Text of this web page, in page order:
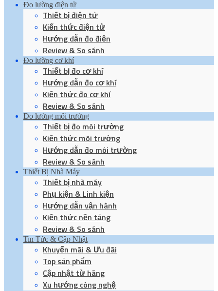
Đo lường điện tử
Thiết bị điện tử
Kiến thức điện tử
Hướng dẫn đo điện
Review & So sánh
Đo lường cơ khí
Thiết bị đo cơ khí
Hướng dẫn đo cơ khí
Kiến thức đo cơ khí
Review & So sánh
Đo lường môi trường
Thiết bị đo môi trường
Kiến thức môi trường
Hướng dẫn đo môi trường
Review & So sánh
Thiết Bị Nhà Máy
Thiết bị nhà máy
Phụ kiện & Linh kiện
Hướng dẫn vận hành
Kiến thức nền tảng
Review & So sánh
Tin Tức & Cập Nhật
Khuyến mãi & Ưu đãi
Top sản phẩm
Cập nhật từ hãng
Xu hướng công nghệ